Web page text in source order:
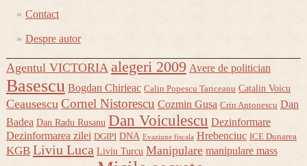
Contact
Despre autor
Agentul VICTORIA alegeri 2009 Avere de politician
Basescu Bogdan Chirieac Calin Popescu Tariceanu Catalin Voicu
Ceausescu Cornel Nistorescu Cozmin Gusa Crin Antonescu Dan
Badea Dan Radu Rusanu Dan Voiculescu Dezinformare
Dezinformarea zilei DGIPI DNA Evaziune fiscala Hrebenciuc ICE Dunarea
KGB Liviu Luca Liviu Turcu Manipulare manipulare mass